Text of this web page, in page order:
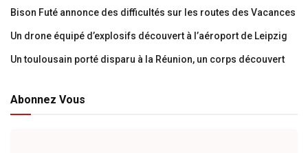
Bison Futé annonce des difficultés sur les routes des Vacances
Un drone équipé d’explosifs découvert à l’aéroport de Leipzig
Un toulousain porté disparu à la Réunion, un corps découvert
Abonnez Vous